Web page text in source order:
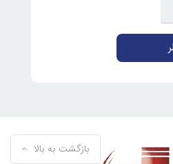
بازگشت به بالا